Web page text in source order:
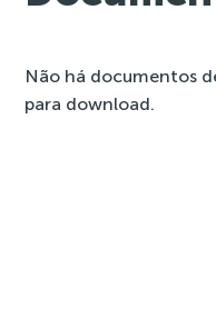
Não há documentos
para download.